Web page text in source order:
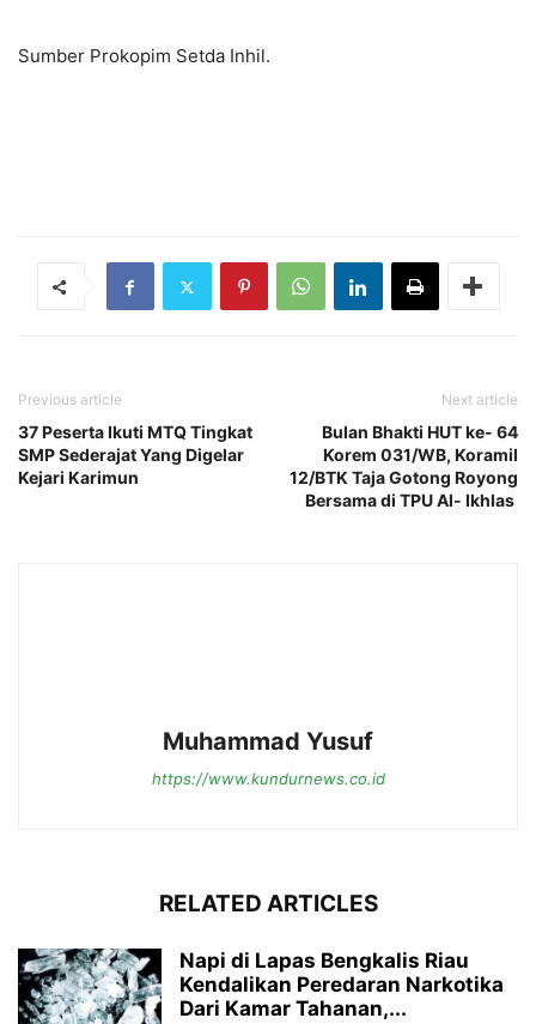
Sumber Prokopim Setda Inhil.
Previous article
37 Peserta Ikuti MTQ Tingkat
SMP Sederajat Yang Digelar
Kejari Karimun
Next article
Bulan Bhakti HUT ke- 64
Korem 031/WB, Koramil
12/BTK Taja Gotong Royong
Bersama di TPU Al- Ikhlas
Muhammad Yusuf
https://www.kundurnews.co.id
RELATED ARTICLES
Napi di Lapas Bengkalis Riau
Kendalikan Peredaran Narkotika
Dari Kamar Tahanan,...